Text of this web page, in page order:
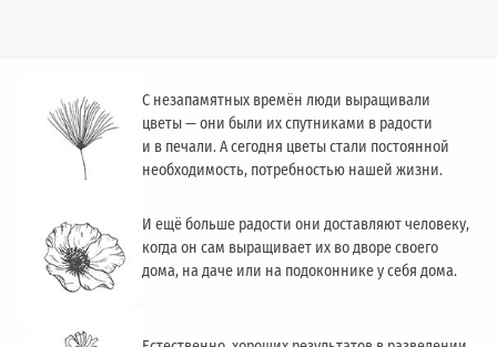
С незапамятных времён люди выращивали
цветы — они были их спутниками в радости
и в печали. А сегодня цветы стали постоянной
необходимость, потребностью нашей жизни.
И ещё больше радости они доставляют человеку,
когда он сам выращивает их во дворе своего
дома, на даче или на подоконнике у себя дома.